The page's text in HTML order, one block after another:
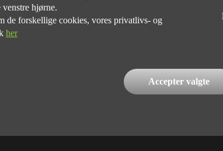
76 90 75 75
hjørne.
de forskellige cookies, vores privatlivs- og
her
Accepter valgte